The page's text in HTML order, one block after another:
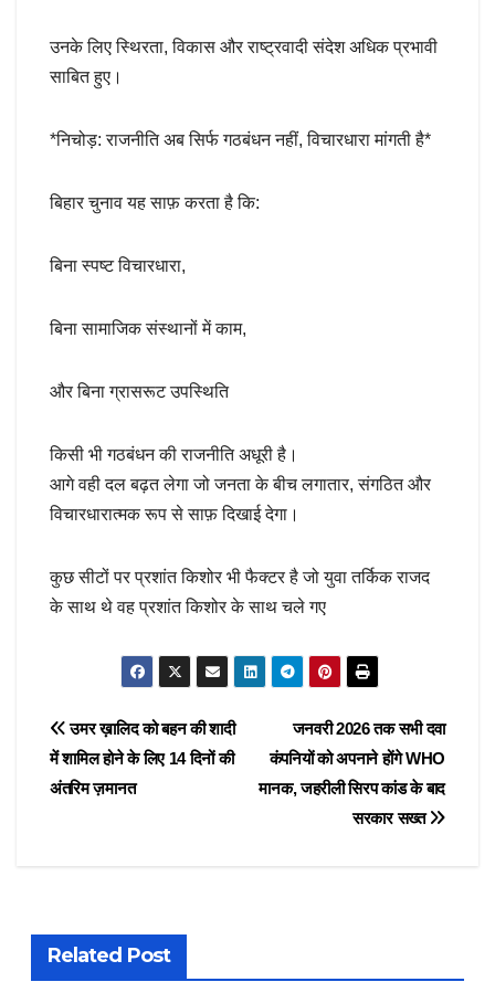
उनके लिए स्थिरता, विकास और राष्ट्रवादी संदेश अधिक प्रभावी
साबित हुए।
*निचोड़: राजनीति अब सिर्फ गठबंधन नहीं, विचारधारा मांगती है*
बिहार चुनाव यह साफ़ करता है कि:
बिना स्पष्ट विचारधारा,
बिना सामाजिक संस्थानों में काम,
और बिना ग्रासरूट उपस्थिति
किसी भी गठबंधन की राजनीति अधूरी है।
आगे वही दल बढ़त लेगा जो जनता के बीच लगातार, संगठित और
विचारधारात्मक रूप से साफ़ दिखाई देगा।
कुछ सीटों पर प्रशांत किशोर भी फैक्टर है जो युवा तर्किक राजद
के साथ थे वह प्रशांत किशोर के साथ चले गए
Post
navigation
जनवरी 2026 तक सभी दवा
कंपनियों को अपनाने होंगे WHO
मानक, जहरीली सिरप कांड के बाद
सरकार सख्त
उमर ख़ालिद को बहन की शादी
में शामिल होने के लिए 14 दिनों की
अंतरिम ज़मानत
Related Post